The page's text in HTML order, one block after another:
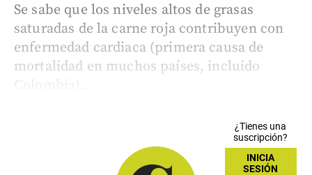
Se sabe que los niveles altos de grasas
saturadas de la carne roja contribuyen con
enfermedad cardiaca (primera causa de
mortalidad en muchos países, incluido
¿Tienes una
suscripción?
INICIA
SESIÓN